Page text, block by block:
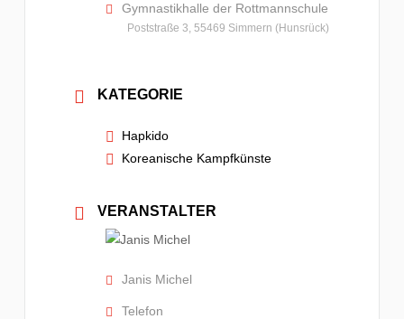
Gymnastikhalle der Rottmannschule
Poststraße 3, 55469 Simmern (Hunsrück)
KATEGORIE
Hapkido
Koreanische Kampfkünste
VERANSTALTER
Janis Michel
Telefon